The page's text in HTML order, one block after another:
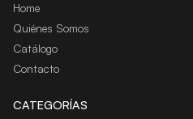
Home
Quiénes Somos
Catálogo
Contacto
CATEGORÍAS